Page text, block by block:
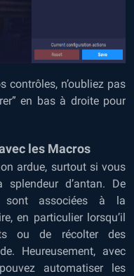
contrôles, n’oubliez pas
en bas à droite pour
les Macros
ardue, surtout si vous
d’antan. De
sont associées à la
en particulier lorsqu’il
ou de récolter des
Heureusement, avec
automatiser les